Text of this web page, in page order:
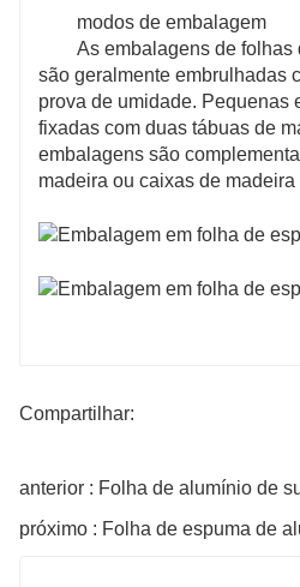
modos de embalagem
As embalagens de
são geralmente embrulhadas
prova de umidade. Pequenas
fixadas com duas tábuas de
embalagens são
madeira ou caixas de
Compartilhar:
próximo : Folha de espuma de